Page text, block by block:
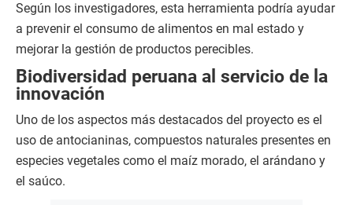
Según los investigadores, esta herramienta podría ayudar
a prevenir el consumo de alimentos en mal estado y
mejorar la gestión de productos perecibles.
Biodiversidad peruana al servicio de la
innovación
Uno de los aspectos más destacados del proyecto es el
uso de antocianinas, compuestos naturales presentes en
especies vegetales como el maíz morado, el arándano y
el saúco.